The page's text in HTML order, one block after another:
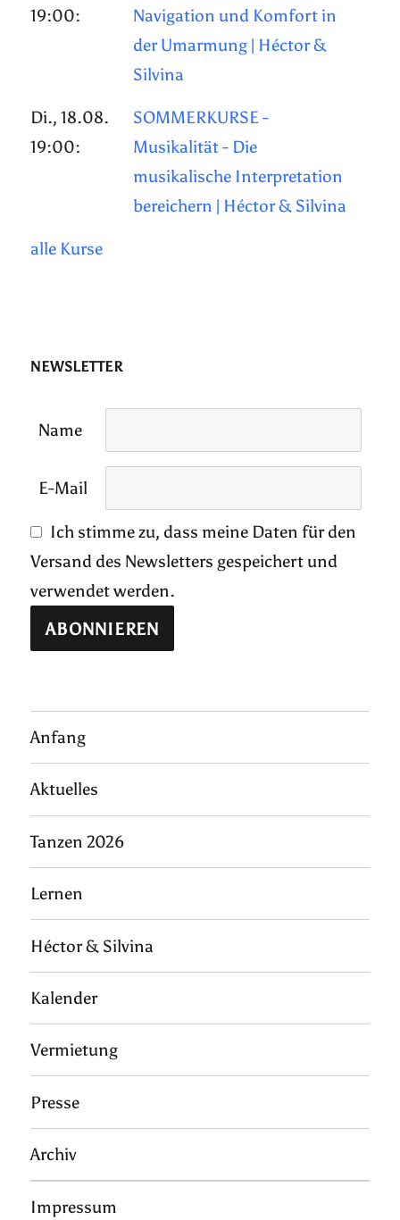
19:00:
Navigation und Komfort in
der Umarmung | Héctor &
Silvina
Di., 18.08.
19:00:
SOMMERKURSE -
Musikalität - Die
musikalische Interpretation
bereichern | Héctor & Silvina
alle Kurse
NEWSLETTER
Name
E-Mail
Ich stimme zu, dass meine Daten für den
Versand des Newsletters gespeichert und
verwendet werden.
Anfang
Aktuelles
Tanzen 2026
Lernen
Héctor & Silvina
Kalender
Vermietung
Presse
Archiv
Impressum